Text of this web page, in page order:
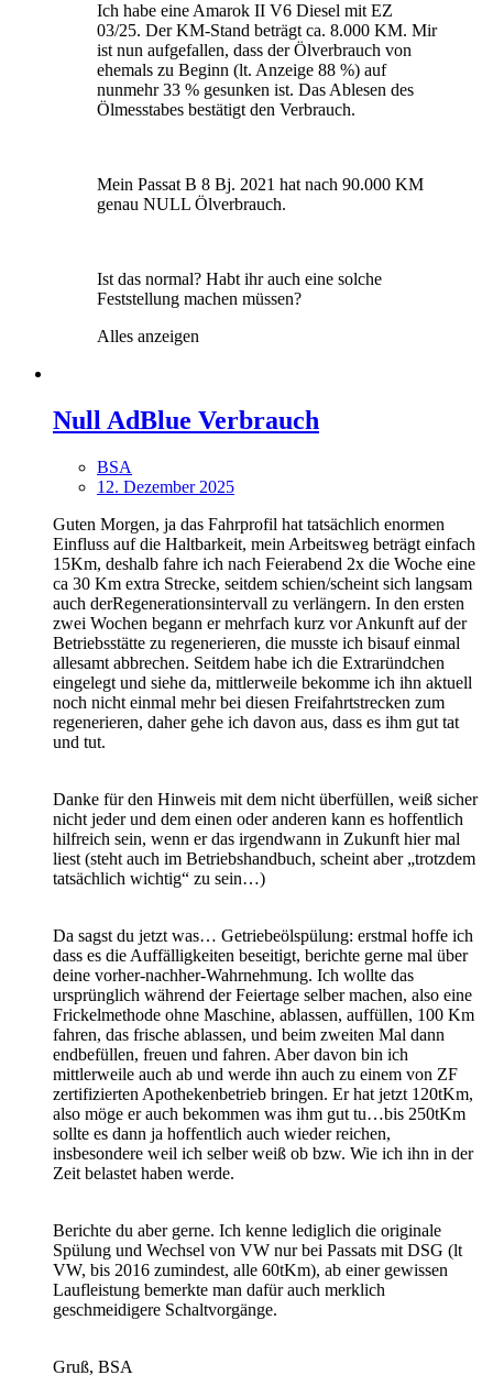
Ich habe eine Amarok II V6 Diesel mit EZ
03/25. Der KM-Stand beträgt ca. 8.000 KM. Mir
ist nun aufgefallen, dass der Ölverbrauch von
ehemals zu Beginn (lt. Anzeige 88 %) auf
nunmehr 33 % gesunken ist. Das Ablesen des
Ölmesstabes bestätigt den Verbrauch.
Mein Passat B 8 Bj. 2021 hat nach 90.000 KM
genau NULL Ölverbrauch.
Ist das normal? Habt ihr auch eine solche
Feststellung machen müssen?
Alles anzeigen
Null AdBlue Verbrauch
BSA
12. Dezember 2025
Guten Morgen, ja das Fahrprofil hat tatsächlich enormen
Einfluss auf die Haltbarkeit, mein Arbeitsweg beträgt einfach
15Km, deshalb fahre ich nach Feierabend 2x die Woche eine
ca 30 Km extra Strecke, seitdem schien/scheint sich langsam
auch derRegenerationsintervall zu verlängern. In den ersten
zwei Wochen begann er mehrfach kurz vor Ankunft auf der
Betriebsstätte zu regenerieren, die musste ich bisauf einmal
allesamt abbrechen. Seitdem habe ich die Extraründchen
eingelegt und siehe da, mittlerweile bekomme ich ihn aktuell
noch nicht einmal mehr bei diesen Freifahrtstrecken zum
regenerieren, daher gehe ich davon aus, dass es ihm gut tat
und tut.
Danke für den Hinweis mit dem nicht überfüllen, weiß sicher
nicht jeder und dem einen oder anderen kann es hoffentlich
hilfreich sein, wenn er das irgendwann in Zukunft hier mal
liest (steht auch im Betriebshandbuch, scheint aber „trotzdem
tatsächlich wichtig“ zu sein…)
Da sagst du jetzt was… Getriebeölspülung: erstmal hoffe ich
dass es die Auffälligkeiten beseitigt, berichte gerne mal über
deine vorher-nachher-Wahrnehmung. Ich wollte das
ursprünglich während der Feiertage selber machen, also eine
Frickelmethode ohne Maschine, ablassen, auffüllen, 100 Km
fahren, das frische ablassen, und beim zweiten Mal dann
endbefüllen, freuen und fahren. Aber davon bin ich
mittlerweile auch ab und werde ihn auch zu einem von ZF
zertifizierten Apothekenbetrieb bringen. Er hat jetzt 120tKm,
also möge er auch bekommen was ihm gut tu…bis 250tKm
sollte es dann ja hoffentlich auch wieder reichen,
insbesondere weil ich selber weiß ob bzw. Wie ich ihn in der
Zeit belastet haben werde.
Berichte du aber gerne. Ich kenne lediglich die originale
Spülung und Wechsel von VW nur bei Passats mit DSG (lt
VW, bis 2016 zumindest, alle 60tKm), ab einer gewissen
Laufleistung bemerkte man dafür auch merklich
geschmeidigere Schaltvorgänge.
Gruß, BSA